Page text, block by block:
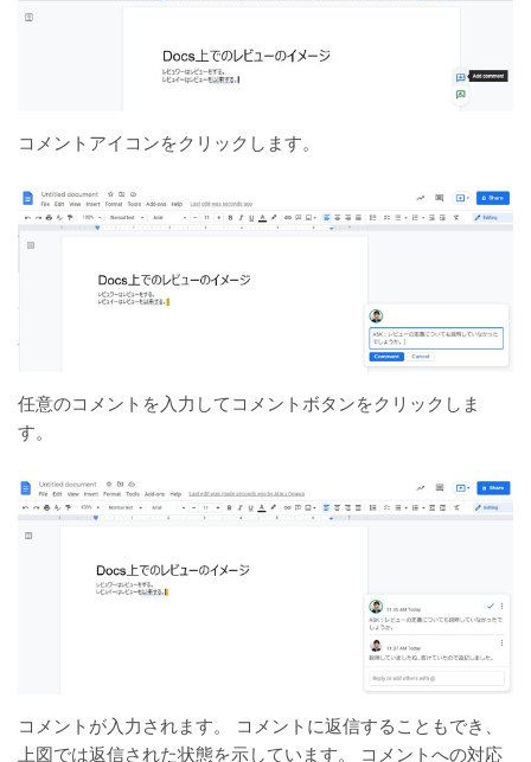
コメントアイコンをクリックします。
任意のコメントを入力してコメントボタンをクリックしま
す。
コメントが入力されます。 コメントに返信することもでき、
上図では返信された状態を示しています。 コメントへの対応